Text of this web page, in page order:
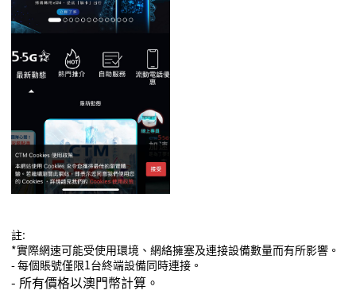
註:
*實際網速可能受使用環境、網絡擁塞及連接設備數量而有所影響 。
-每個賬號僅限1台終端設備同時連接 。
- 所有價格以澳門幣計算 。